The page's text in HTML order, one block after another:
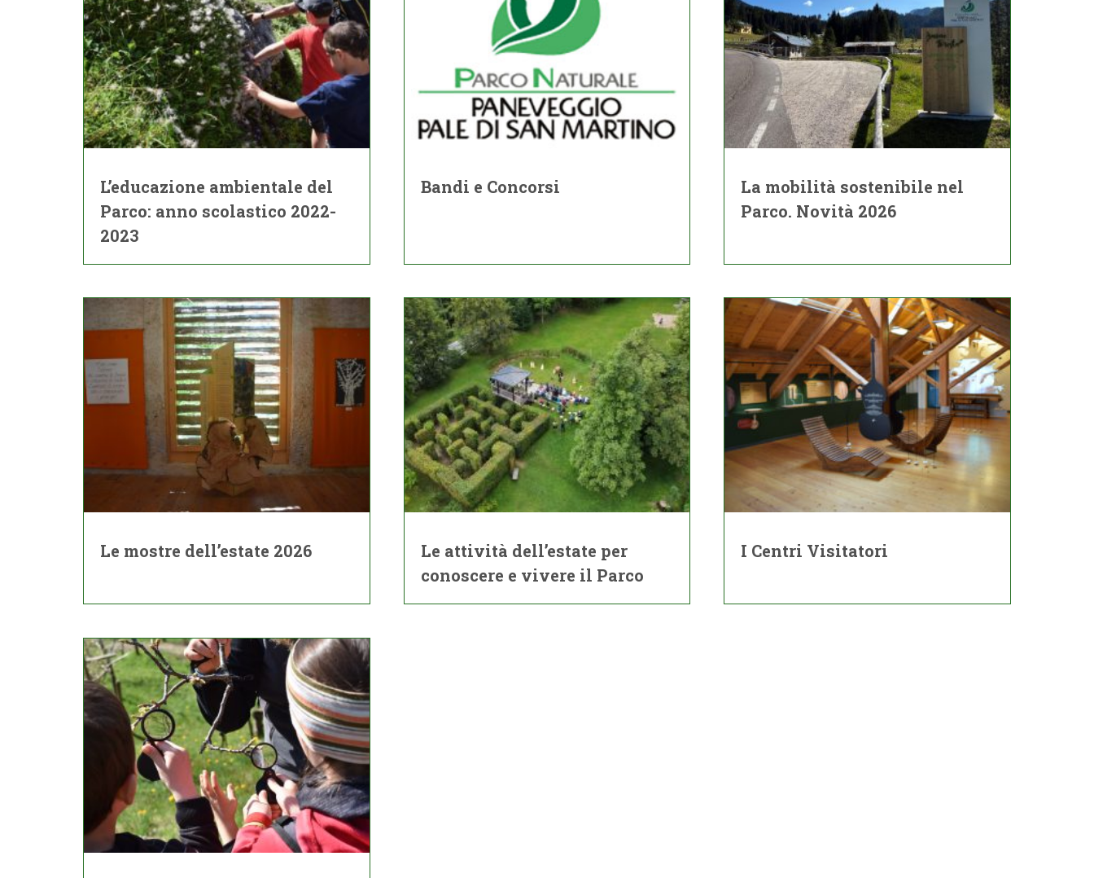
L’educazione ambientale del
Parco: anno scolastico 2022-
2023
Bandi e Concorsi
La mobilità sostenibile nel
Parco. Novità 2026
Le mostre dell’estate 2026
Le attività dell’estate per
conoscere e vivere il Parco
I Centri Visitatori